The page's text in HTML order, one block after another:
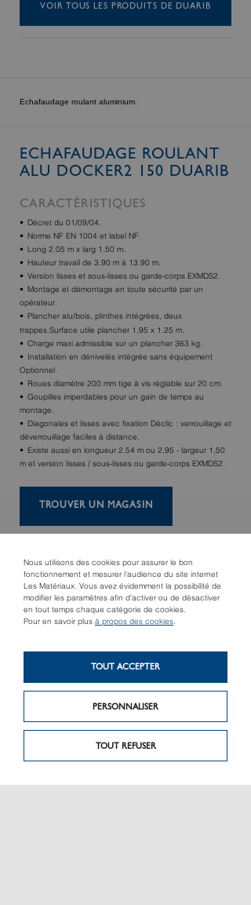
Nous utilisons des cookies pour assurer le bon
fonctionnement et mesurer l’audience du site internet
Les Matériaux. Vous avez évidemment la possibilité de
modifier les paramètres afin d’activer ou de désactiver
en tout temps chaque catégorie de cookies.
Pour en savoir plus à propos des cookies.
TOUT REFUSER
PERSONNALISER
TOUT ACCEPTER
VOIR TOUS LES PRODUITS DE DUARIB
Echafaudage roulant aluminium.
ECHAFAUDAGE ROULANT
ALU DOCKER2 150 DUARIB
CARACTÉRISTIQUES
Décret du 01/09/04.
Norme NF EN 1004 et label NF.
Long 2.05 m x larg 1.50 m.
Hauteur travail de 3.90 m à 13.90 m.
Version lisses et sous-lisses ou garde-corps EXMDS2.
Montage et démontage en toute sécurité par un
opérateur.
Plancher alu/bois, plinthes intégrées, deux
trappes.Surface utile plancher 1.95 x 1.25 m.
Charge maxi admissible sur un plancher 363 kg.
Installation en dénivelés intégrée sans équipement
Optionnel.
Roues diamètre 200 mm tige à vis réglable sur 20 cm.
Goupilles imperdables pour un gain de temps au
montage.
Diagonales et lisses avec fixation Déclic : verrouillage et
déverrouillage faciles à distance.
Existe aussi en longueur 2.54 m ou 2,95 - largeur 1,50
m et version lisses / sous-lisses ou garde-corps EXMDS2.
TROUVER UN MAGASIN
Produit précédent Produit suivant